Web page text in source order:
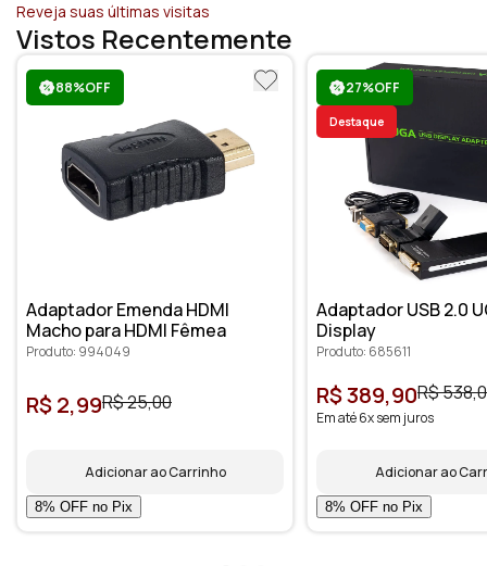
Reveja suas últimas visitas
Vistos Recentemente
88%OFF
Adaptador Emenda HDMI
Macho para HDMI Fêmea
Produto: 994049
R$ 2,99R$ 25,00
Adicionar ao Carrinho
27%OFF
Destaque
Adaptador USB 2.0
Display
Produto: 685611
R$ 389,90R$
Em até 6x sem juros
Adicionar ao